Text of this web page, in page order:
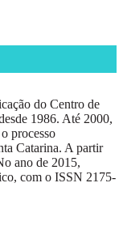
do Centro de
1986. Até 2000,
processo
Catarina. A partir
ano de 2015,
com o ISSN 2175-